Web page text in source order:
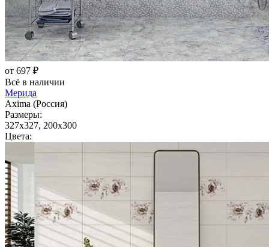
от 697 ₽
Всё в наличии
Мерида
Axima (Россия)
Размеры:
327x327, 200x300
Цвета: